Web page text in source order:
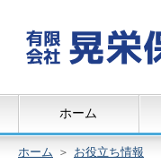
ホーム
ホーム ＞ お役立ち情報